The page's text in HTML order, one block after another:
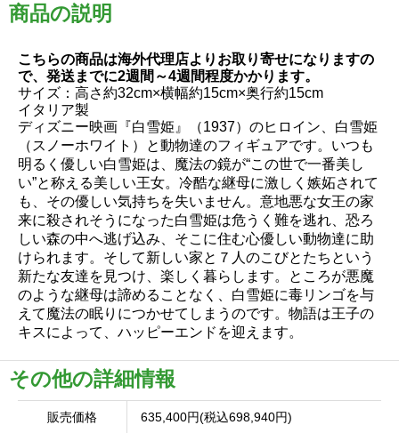
商品の説明
こちらの商品は海外代理店よりお取り寄せになりますの
で、発送までに2週間～4週間程度かかります。
サイズ：高さ約32cm×横幅約15cm×奥行約15cm
イタリア製
ディズニー映画『白雪姫』（1937）のヒロイン、白雪姫
（スノーホワイト）と動物達のフィギュアです。いつも
明るく優しい白雪姫は、魔法の鏡が“この世で一番美し
い”と称える美しい王女。冷酷な継母に激しく嫉妬されて
も、その優しい気持ちを失いません。意地悪な女王の家
来に殺されそうになった白雪姫は危うく難を逃れ、恐ろ
しい森の中へ逃げ込み、そこに住む心優しい動物達に助
けられます。そして新しい家と７人のこびとたちという
新たな友達を見つけ、楽しく暮らします。ところが悪魔
のような継母は諦めることなく、白雪姫に毒リンゴを与
えて魔法の眠りにつかせてしまうのです。物語は王子の
キスによって、ハッピーエンドを迎えます。
その他の詳細情報
販売価格 635,400円(税込698,940円)